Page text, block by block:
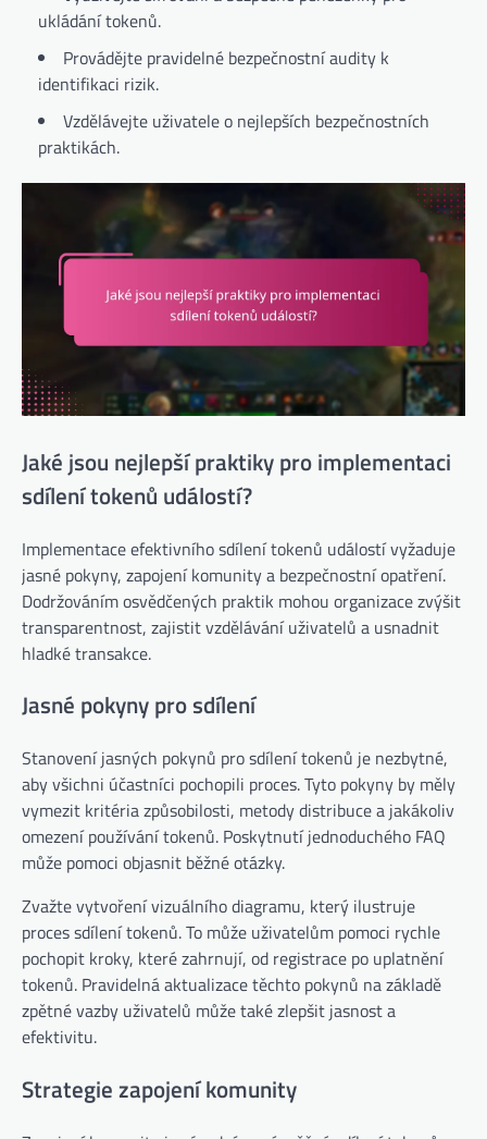
ukládání tokenů.
Provádějte pravidelné bezpečnostní audity k
identifikaci rizik.
Vzdělávejte uživatele o nejlepších bezpečnostních
praktikách.
Jaké jsou nejlepší praktiky pro implementaci
sdílení tokenů událostí?
Implementace efektivního sdílení tokenů událostí vyžaduje
jasné pokyny, zapojení komunity a bezpečnostní opatření.
Dodržováním osvědčených praktik mohou organizace zvýšit
transparentnost, zajistit vzdělávání uživatelů a usnadnit
hladké transakce.
Jasné pokyny pro sdílení
Stanovení jasných pokynů pro sdílení tokenů je nezbytné,
aby všichni účastníci pochopili proces. Tyto pokyny by měly
vymezit kritéria způsobilosti, metody distribuce a jakákoliv
omezení používání tokenů. Poskytnutí jednoduchého FAQ
může pomoci objasnit běžné otázky.
Zvažte vytvoření vizuálního diagramu, který ilustruje
proces sdílení tokenů. To může uživatelům pomoci rychle
pochopit kroky, které zahrnují, od registrace po uplatnění
tokenů. Pravidelná aktualizace těchto pokynů na základě
zpětné vazby uživatelů může také zlepšit jasnost a
efektivitu.
Strategie zapojení komunity